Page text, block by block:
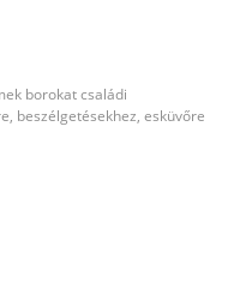
borokat családi
beszélgetésekhez, esküvőre